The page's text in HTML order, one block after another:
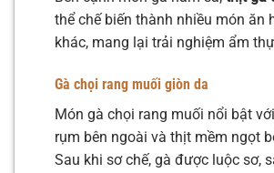
thể chế biến thành nhiều món ăn
khác, mang lại trải nghiệm ẩm
Gà chọi rang muối giòn da
Món gà chọi rang muối nổi bật
rụm bên ngoài và thịt mềm ngọt
Sau khi sơ chế, gà được luộc sơ,